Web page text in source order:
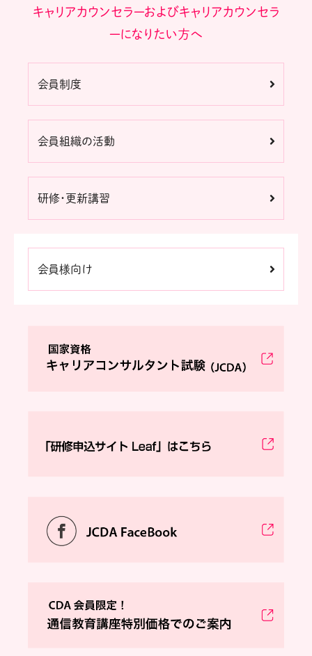
キャリアカウンセラーおよびキャリアカウンセラ
ーになりたい方へ
会員制度
会員組織の活動
研修・更新講習
会員様向け